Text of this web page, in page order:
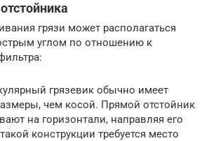
грязи может располагаться
углом по отношению к
грязевик обычно имеет
чем косой. Прямой отстойник
на горизонтали, направляя его
конструкции требуется место